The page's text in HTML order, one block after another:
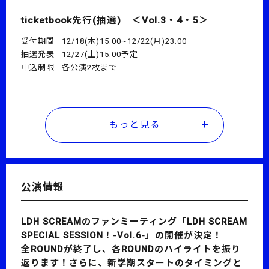
ticketbook先行(抽選) ＜Vol.3・4・5＞
受付期間
12/18(木)15:00~12/22(月)23:00
抽選発表
12/27(土)15:00予定
申込制限
各公演2枚まで
もっと見る
公演情報
LDH SCREAMのファンミーティング「LDH SCREAM
SPECIAL SESSION！-Vol.6-」の開催が決定！
全ROUNDが終了し、各ROUNDのハイライトを振り
返ります！さらに、新学期スタートのタイミングと